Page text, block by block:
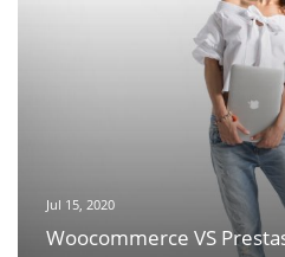
Woocommerce VS
Definitiva】 -